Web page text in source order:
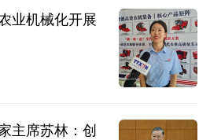
业机械化开展
主席苏林：创